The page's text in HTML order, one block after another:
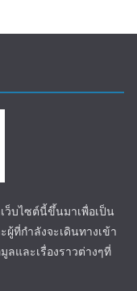
ว็บไซต์นี้ขึ้นมาเพื่อเป็น
ที่กำลังจะเดินทางเข้า
ลและเรื่องราวต่างๆที่